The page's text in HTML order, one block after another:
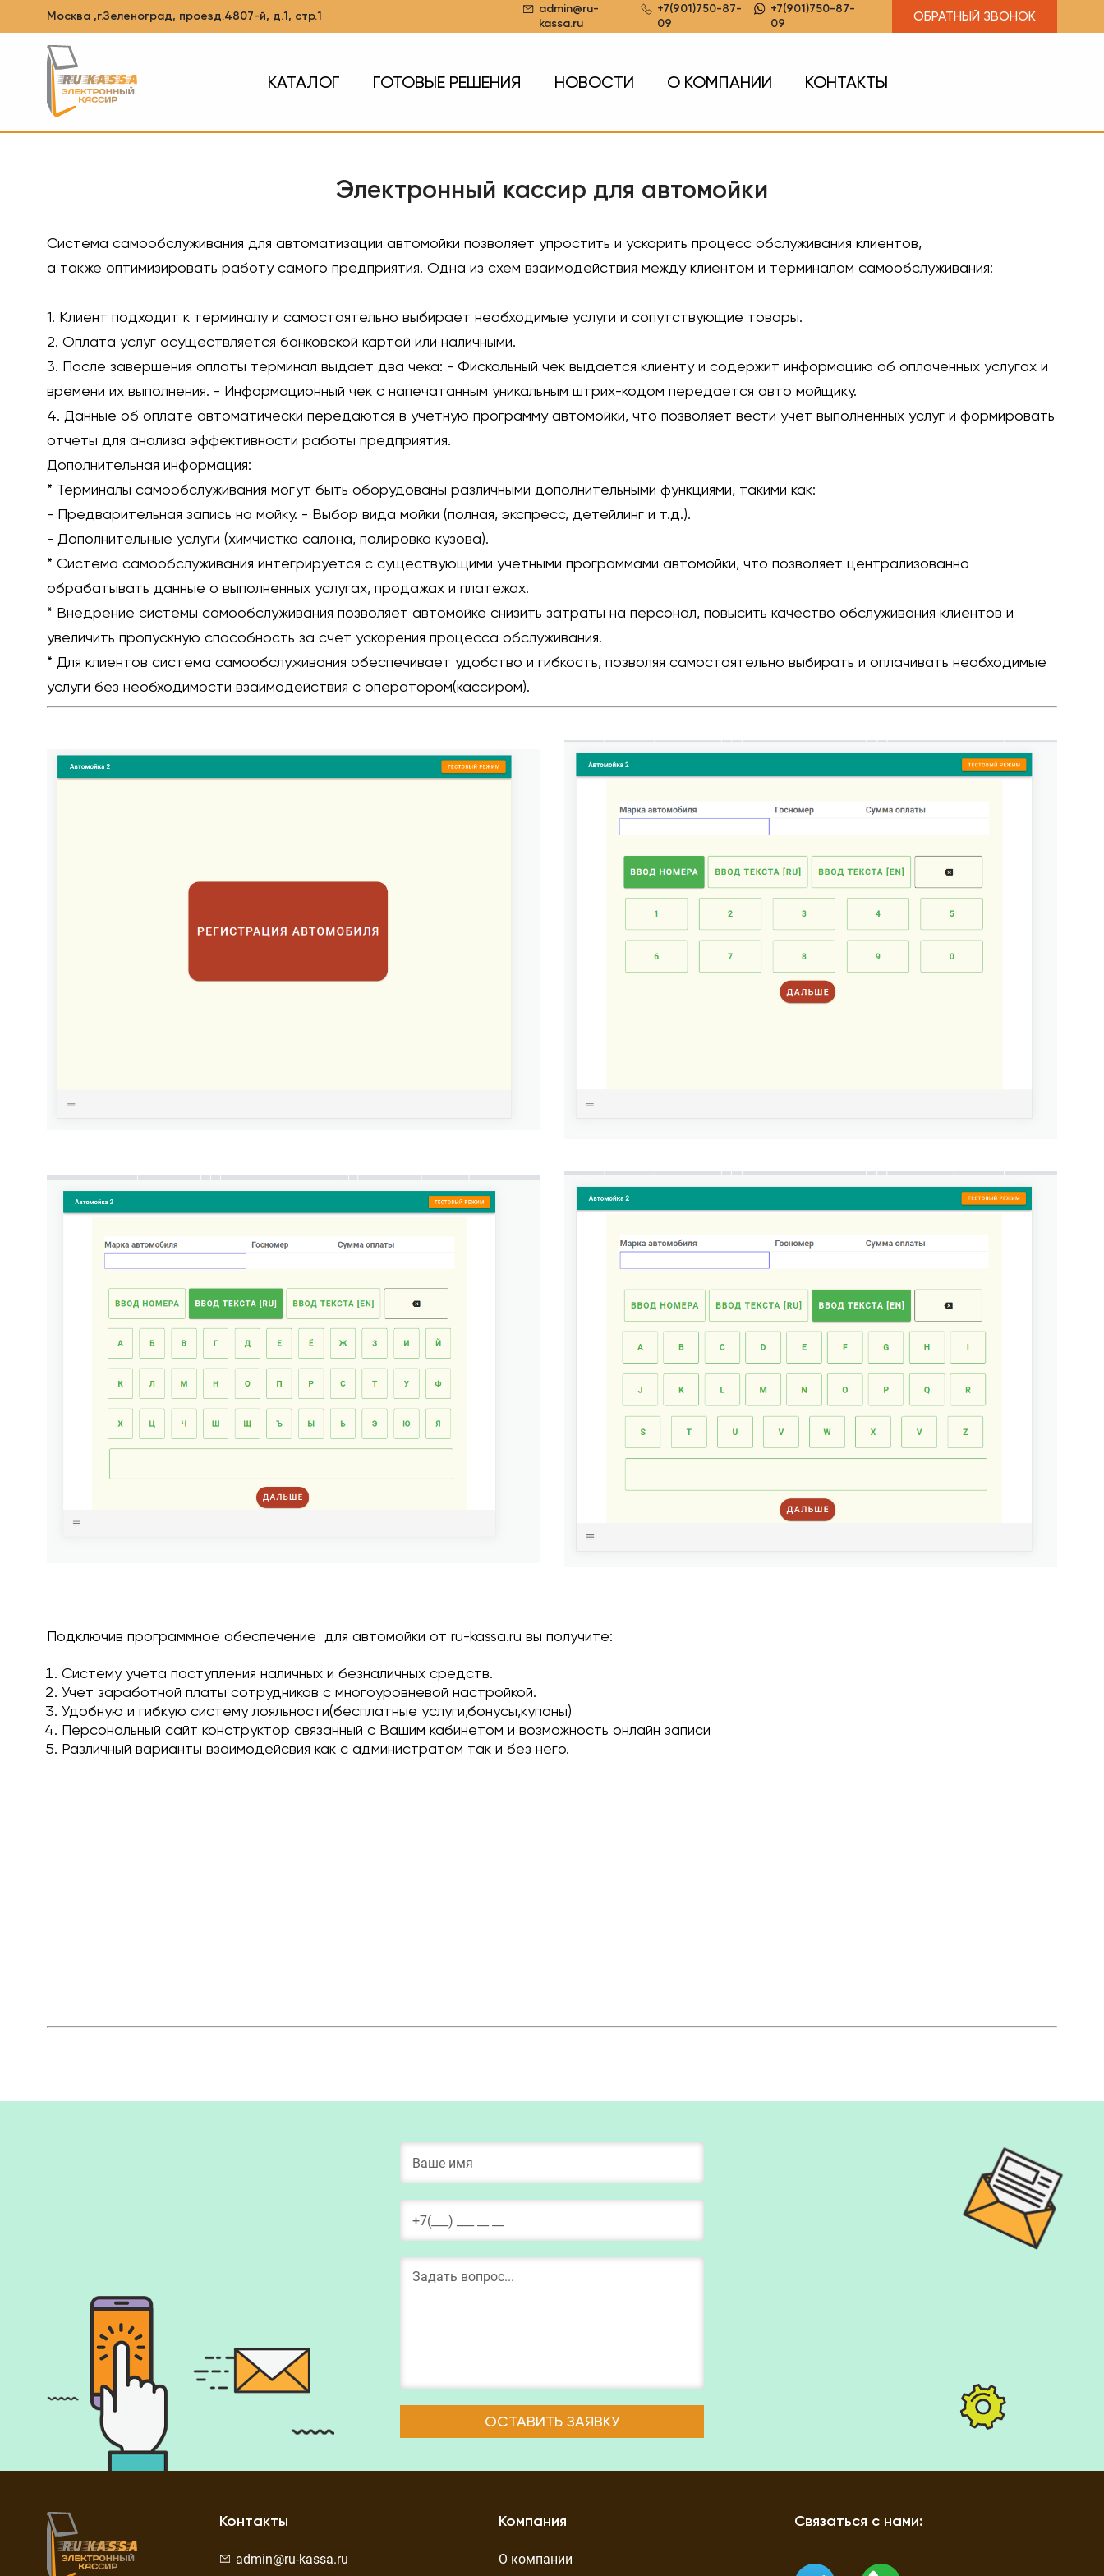
Москва ,г.Зеленоград, проезд.4807-й, д.1, стр.1
admin@ru-
kassa.ru
+7(901)750-87-
09
+7(901)750-87-
09
ОБРАТНЫЙ ЗВОНОК
КАТАЛОГ ГОТОВЫЕ РЕШЕНИЯ НОВОСТИ О КОМПАНИИ КОНТАКТЫ
Электронный кассир для автомойки
Система самообслуживания для автоматизации автомойки позволяет упростить и ускорить процесс обслуживания клиентов,
а также оптимизировать работу самого предприятия. Одна из схем взаимодействия между клиентом и терминалом самообслуживания:
1. Клиент подходит к терминалу и самостоятельно выбирает необходимые услуги и сопутствующие товары.
2. Оплата услуг осуществляется банковской картой или наличными.
3. После завершения оплаты терминал выдает два чека: - Фискальный чек выдается клиенту и содержит информацию об оплаченных услугах и
времени их выполнения. - Информационный чек с напечатанным уникальным штрих-кодом передается авто мойщику.
4. Данные об оплате автоматически передаются в учетную программу автомойки, что позволяет вести учет выполненных услуг и формировать
отчеты для анализа эффективности работы предприятия.
Дополнительная информация:
* Терминалы самообслуживания могут быть оборудованы различными дополнительными функциями, такими как:
- Предварительная запись на мойку. - Выбор вида мойки (полная, экспресс, детейлинг и т.д.).
- Дополнительные услуги (химчистка салона, полировка кузова).
* Система самообслуживания интегрируется с существующими учетными программами автомойки, что позволяет централизованно
обрабатывать данные о выполненных услугах, продажах и платежах.
* Внедрение системы самообслуживания позволяет автомойке снизить затраты на персонал, повысить качество обслуживания клиентов и
увеличить пропускную способность за счет ускорения процесса обслуживания.
* Для клиентов система самообслуживания обеспечивает удобство и гибкость, позволяя самостоятельно выбирать и оплачивать необходимые
услуги без необходимости взаимодействия с оператором(кассиром).
Подключив программное обеспечение для автомойки от ru-kassa.ru вы получите:
Систему учета поступления наличных и безналичных средств.
Учет заработной платы сотрудников с многоуровневой настройкой.
Удобную и гибкую систему лояльности(бесплатные услуги,бонусы,купоны)
Персональный сайт конструктор связанный с Вашим кабинетом и возможность онлайн записи
Различный варианты взаимодейсвия как с администратом так и без него.
ОСТАВИТЬ ЗАЯВКУ
Контакты
admin@ru-kassa.ru
Компания
О компании
Связаться с нами: